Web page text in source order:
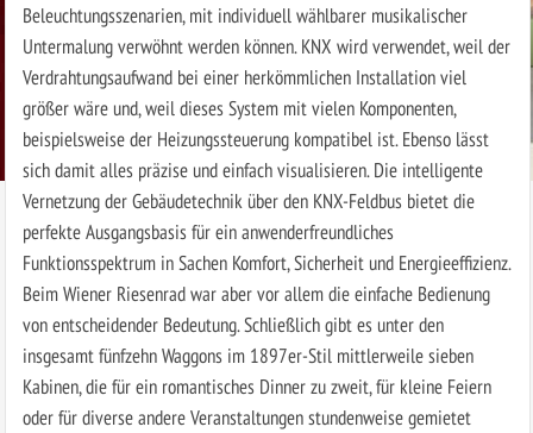
Beleuchtungsszenarien, mit individuell wählbarer musikalischer
Untermalung verwöhnt werden können. KNX wird verwendet, weil der
Verdrahtungsaufwand bei einer herkömmlichen Installation viel
größer wäre und, weil dieses System mit vielen Komponenten,
beispielsweise der Heizungssteuerung kompatibel ist. Ebenso lässt
sich damit alles präzise und einfach visualisieren. Die intelligente
Vernetzung der Gebäudetechnik über den KNX-Feldbus bietet die
perfekte Ausgangsbasis für ein anwenderfreundliches
Funktionsspektrum in Sachen Komfort, Sicherheit und Energieeffizienz.
Beim Wiener Riesenrad war aber vor allem die einfache Bedienung
von entscheidender Bedeutung. Schließlich gibt es unter den
insgesamt fünfzehn Waggons im 1897er-Stil mittlerweile sieben
Kabinen, die für ein romantisches Dinner zu zweit, für kleine Feiern
oder für diverse andere Veranstaltungen stundenweise gemietet